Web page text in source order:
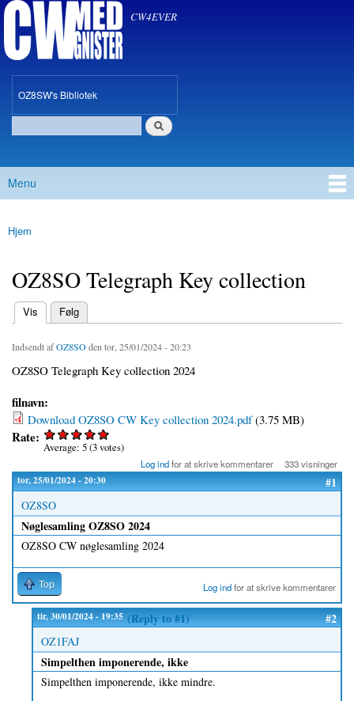
CW med Gnister CW4EVER
oz8swOZ8SW's Bibliotek
Søgefelt
Hovedmenu
Menu
Du er her
Hjem
OZ8SO Telegraph Key collection
Primære faneblade
Vis
(aktiv fane) Følg
Indsendt afOZ8SOden tor, 25/01/2024 - 20:23
OZ8SO Telegraph Key collection 2024
filnavn:
Download OZ8SO CW Key collection 2024.pdf (3.75 MB)
Rate:
Average: 5(3votes)
Log indfor at skrive kommentarer 333 visninger
tor, 25/01/2024 - 20:30 #1
OZ8SO
Nøglesamling OZ8SO 2024
OZ8SO CW nøglesamling 2024
Top Log indfor at skrive kommentarer
tir, 30/01/2024 - 19:35 (Reply to #1) #2
OZ1FAJ
Simpelthen imponerende, ikke
Simpelthen imponerende, ikke mindre.